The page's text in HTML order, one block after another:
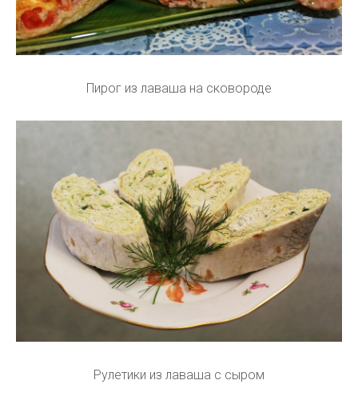
Пирог из лаваша на сковороде
Рулетики из лаваша с сыром